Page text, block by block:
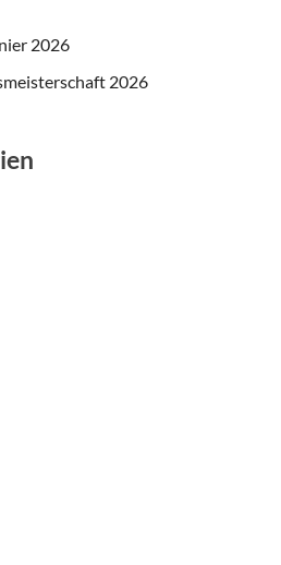
2026
2026